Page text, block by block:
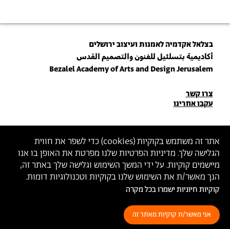
אתר זה משתמש בקוקיות (cookies) כדי לשפר את חווית
הגלישה שלך. מדיניות הפרטיות שלנו מפרטת את האופן בו אנו
מיישמים קוקיות. על ידי המשך השימוש וגלישה שלך באתר זה,
הנך מאשר/ת את השימוש שלנו בקוקיות וטכנולוגיות דומות.
קוקיות חיוניות ישמרו בכל מקרה
אני מאשר/ת קוקיות מאתר זה
בצלאל אקדמיה לאמנות ועיצוב ירושלים
أكاديمية بتسلئيل للفنون والتصميم القدس
Bezalel Academy of Arts and Design Jerusalem
פרטי
יצירת
קשר
צרו קשר
עקבו אחרינו
הצטרפו לניוזלטר שלנו
הכניסו כתובת מייל
ההצטרפות מהווה הסכמה למדיניות הפרטיות ול תנאי השימוש של בצלאל
הצהרת נגישות מדיניות פרטיות